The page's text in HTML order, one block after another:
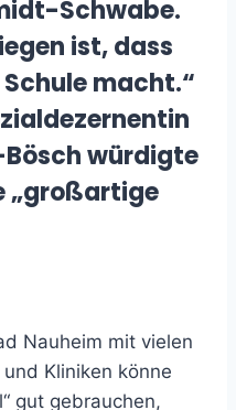
Schwabe.
ist, dass
macht.“
würdigte
„großartige
Nauheim mit vielen
Kliniken könne
gut gebrauchen,